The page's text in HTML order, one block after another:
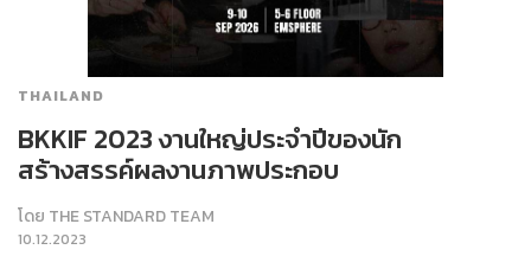
THAILAND
BKKIF 2023 งานใหญ่ประจำปีของนัก
สร้างสรรค์ผลงานภาพประกอบ
โดย THE STANDARD TEAM
10.12.2023